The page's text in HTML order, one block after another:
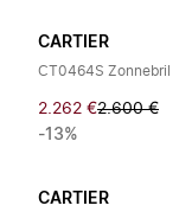
CARTIER
CT0464S Zonnebril
2.262 €2.600 €
-13%
CARTIER